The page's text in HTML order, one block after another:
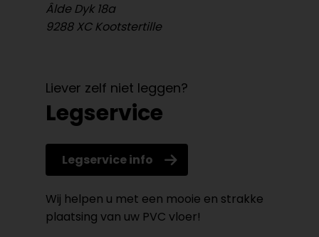
Âlde Dyk 18a
9288 XC Kootstertille
Liever zelf niet leggen?
Legservice
Legservice info
Wij helpen u met een mooie en strakke
plaatsing van uw PVC vloer!